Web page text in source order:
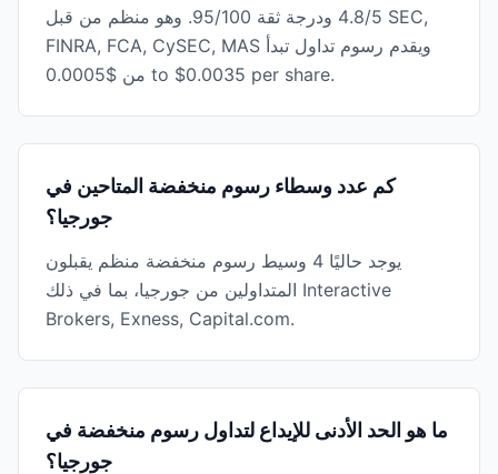
4.8/5 ودرجة ثقة 95/100. وهو منظم من قبل SEC,
FINRA, FCA, CySEC, MAS ويقدم رسوم تداول تبدأ
من $0.0005 to $0.0035 per share.
كم عدد وسطاء رسوم منخفضة المتاحين في
جورجيا؟
يوجد حاليًا 4 وسيط رسوم منخفضة منظم يقبلون
المتداولين من جورجيا، بما في ذلك Interactive
Brokers, Exness, Capital.com.
ما هو الحد الأدنى للإيداع لتداول رسوم منخفضة في
جورجيا؟